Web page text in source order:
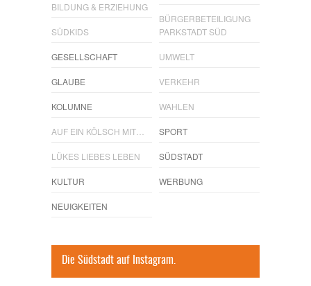
BILDUNG & ERZIEHUNG
SÜDKIDS
GESELLSCHAFT
GLAUBE
KOLUMNE
AUF EIN KÖLSCH MIT…
LÜKES LIEBES LEBEN
KULTUR
NEUIGKEITEN
BÜRGERBETEILIGUNG
PARKSTADT SÜD
UMWELT
VERKEHR
WAHLEN
SPORT
SÜDSTADT
WERBUNG
Die Südstadt auf Instagram.